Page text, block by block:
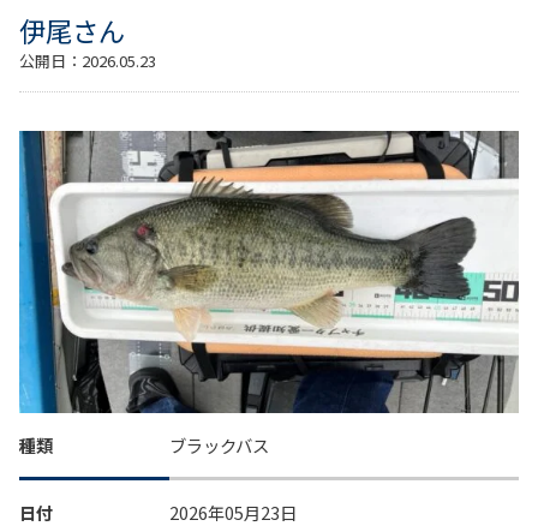
伊尾さん
公開日： 2026.05.23
種類 ブラックバス
日付 2026年05月23日